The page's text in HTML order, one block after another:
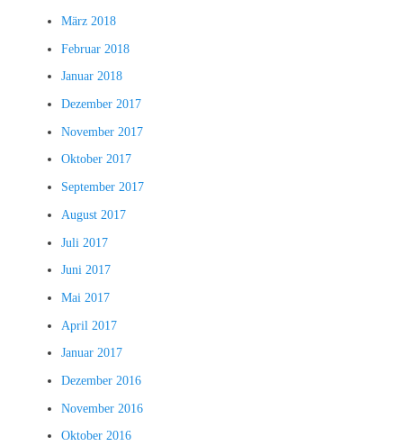
März 2018
Februar 2018
Januar 2018
Dezember 2017
November 2017
Oktober 2017
September 2017
August 2017
Juli 2017
Juni 2017
Mai 2017
April 2017
Januar 2017
Dezember 2016
November 2016
Oktober 2016